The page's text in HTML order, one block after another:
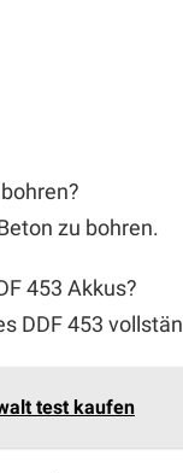
zu bohren.
453 Akkus?
DDF 453
test kaufen